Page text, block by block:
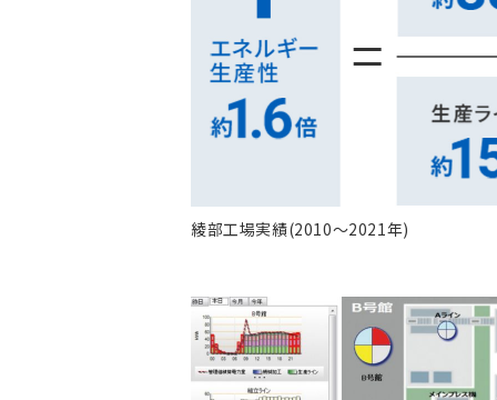
綾部工場実績(2010～2021年)